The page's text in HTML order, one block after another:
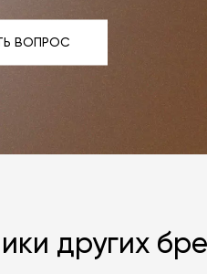
ВОПРОС
других